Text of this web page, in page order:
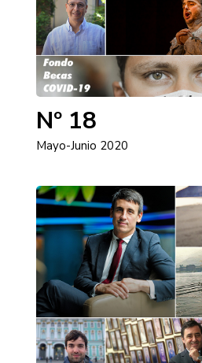
Nº 18
Mayo-Junio 2020